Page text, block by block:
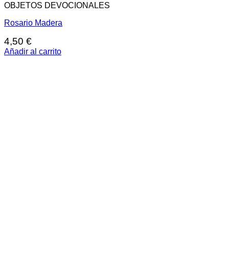
OBJETOS DEVOCIONALES
Rosario Madera
4,50 €
Añadir al carrito